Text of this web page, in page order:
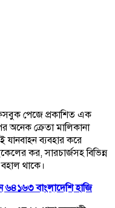
পেজে প্রকাশিত এক
অনেক ক্রেতা মালিকানা
যানবাহন ব্যবহার করে
কর, সারচার্জসহ বিভিন্ন
বহাল থাকে।
বাংলাদেশি হাজি